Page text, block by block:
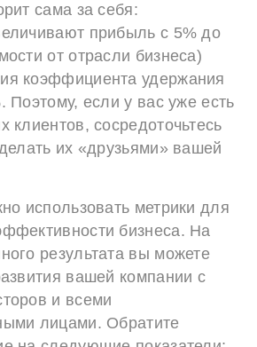
сама за себя:
прибыль с 5% до
от отрасли бизнеса)
коэффициента удержания
Поэтому, если у вас уже есть
клиентов, сосредоточьтесь
их «друзьями» вашей
использовать метрики для
бизнеса. На
результата вы можете
вашей компании с
и всеми
лицами. Обратите